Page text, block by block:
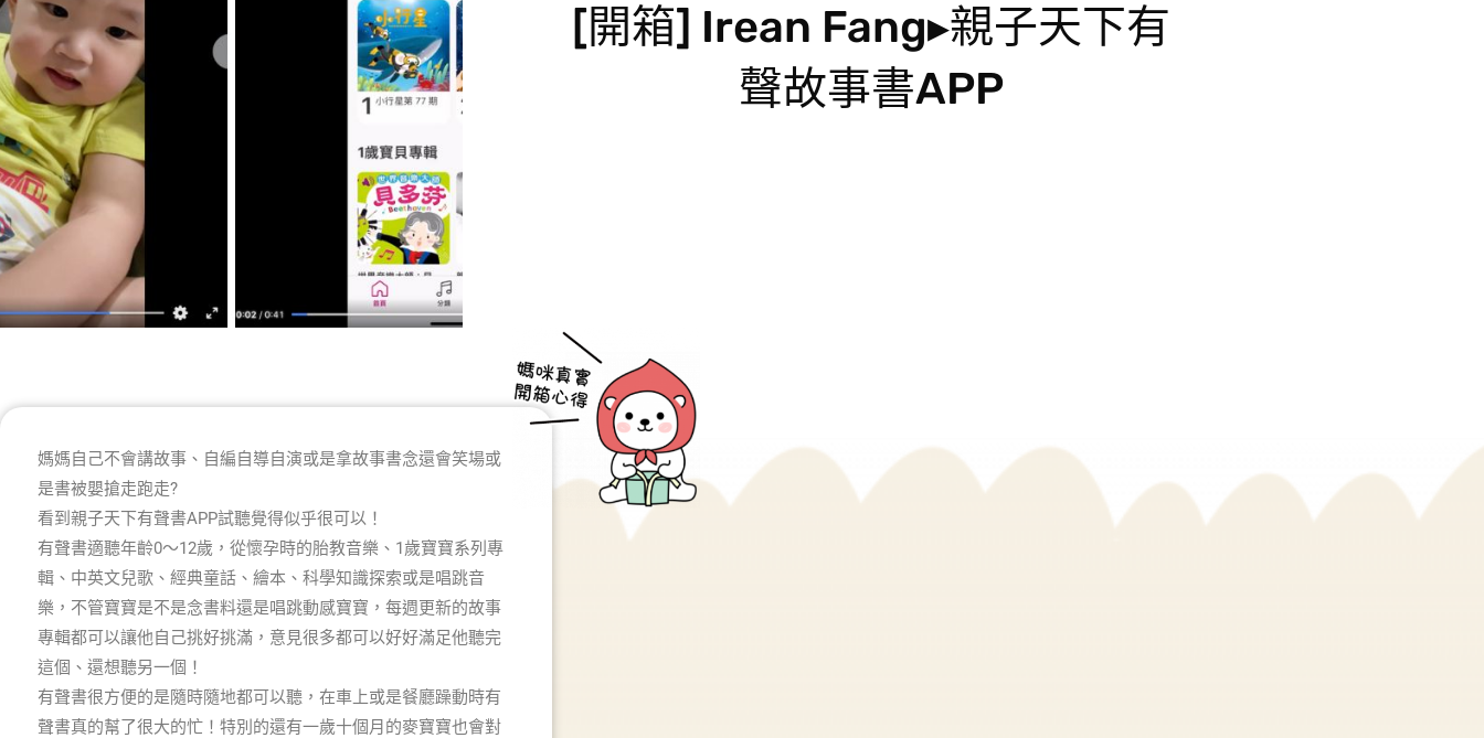
[開箱] Irean Fang▸親子天下有
聲故事書APP
媽媽自己不會講故事、自編自導自演或是拿故事書念還會笑場或
是書被嬰搶走跑走?
看到親子天下有聲書APP試聽覺得似乎很可以！
有聲書適聽年齡0～12歲，從懷孕時的胎教音樂、1歲寶寶系列專
輯、中英文兒歌、經典童話、繪本、科學知識探索或是唱跳音
樂，不管寶寶是不是念書料還是唱跳動感寶寶，每週更新的故事
專輯都可以讓他自己挑好挑滿，意見很多都可以好好滿足他聽完
這個、還想聽另一個！
有聲書很方便的是隨時隨地都可以聽，在車上或是餐廳躁動時有
聲書真的幫了很大的忙！特別的還有一歲十個月的麥寶寶也會對